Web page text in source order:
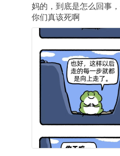
妈的，到底是怎么回事
你们真该死啊